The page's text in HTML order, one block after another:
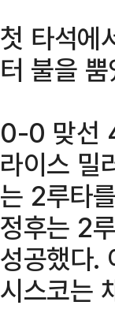
첫 타석에
터 불을
0-0 맞선
라이스
는 2루타
정후는 2
성공했다.
시스코는